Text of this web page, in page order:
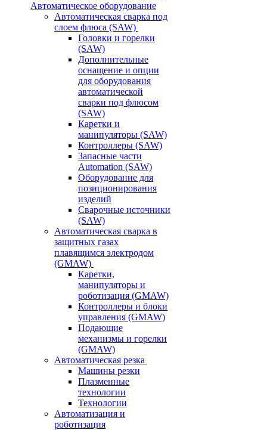
Автоматическое оборудование
Автоматическая сварка под
слоем флюса (SAW)
Головки и горелки
(SAW)
Дополнительные
оснащение и опции
для оборудования
автоматической
сварки под флюсом
(SAW)
Каретки и
манипуляторы (SAW)
Контроллеры (SAW)
Запасные части
Automation (SAW)
Оборудование для
позиционирования
изделий
Сварочные источники
(SAW)
Автоматическая сварка в
защитных газах
плавящимся электродом
(GMAW)
Каретки,
манипуляторы и
роботизация (GMAW)
Контроллеры и блоки
управления (GMAW)
Подающие
механизмы и горелки
(GMAW)
Автоматическая резка
Машины резки
Плазменные
технологии
Технологии
Автоматизация и
роботизация